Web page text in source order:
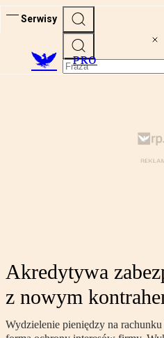
Serwisy
PRO
Akredytywa
z nowym
Wydzielenie pieniędzy na